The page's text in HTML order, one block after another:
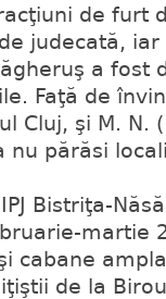
de furt
judecată,
a fost
Faţă de
Cluj, şi M. N.
nu părăsi
Bistriţa-
martie
cabane
de la